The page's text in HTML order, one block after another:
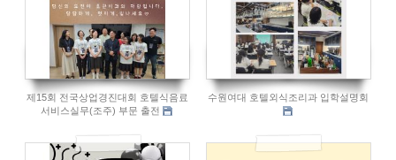
제15회 전국상업경진대회 호텔식음료
서비스실무(조주) 부문 출전
수원여대 호텔외식조리과 입학설명회